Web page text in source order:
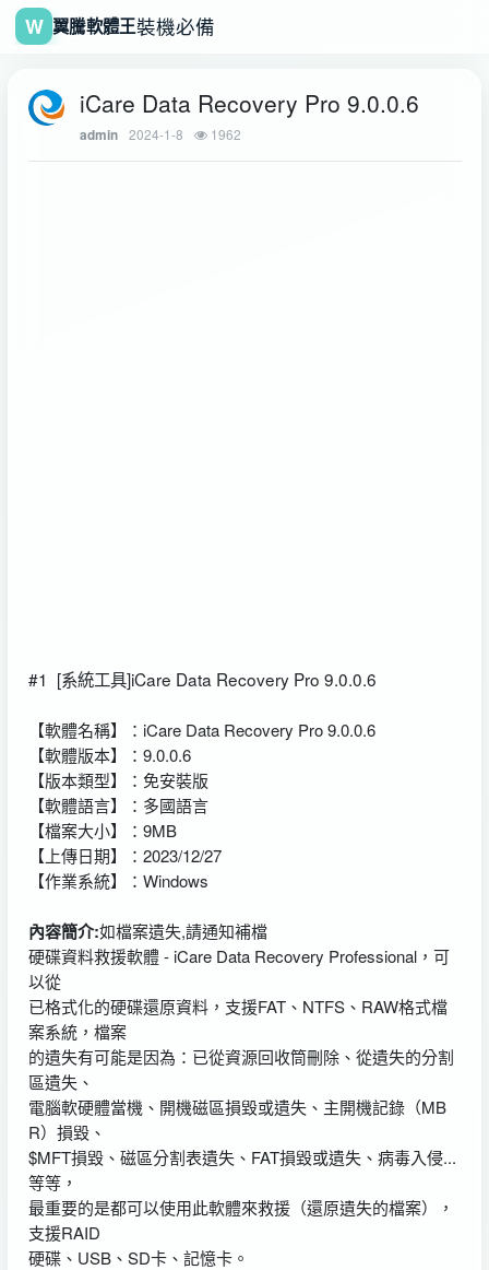
W 翼騰軟體王裝機必備
iCare Data Recovery Pro 9.0.0.6
admin 2024-1-8 1962
#1 [系統工具]iCare Data Recovery Pro 9.0.0.6
【軟體名稱】：iCare Data Recovery Pro 9.0.0.6
【軟體版本】：9.0.0.6
【版本類型】：免安裝版
【軟體語言】：多國語言
【檔案大小】：9MB
【上傳日期】：2023/12/27
【作業系統】：Windows
內容簡介:如檔案遺失,請通知補檔
硬碟資料救援軟體 - iCare Data Recovery Professional，可
以從
已格式化的硬碟還原資料，支援FAT、NTFS、RAW格式檔
案系統，檔案
的遺失有可能是因為：已從資源回收筒刪除、從遺失的分割
區遺失、
電腦軟硬體當機、開機磁區損毀或遺失、主開機記錄（MB
R）損毀、
$MFT損毀、磁區分割表遺失、FAT損毀或遺失、病毒入侵...
等等，
最重要的是都可以使用此軟體來救援（還原遺失的檔案），
支援RAID
硬碟、USB、SD卡、記憶卡。